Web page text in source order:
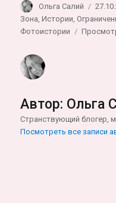
Автор
Ольга Салий
Зона ,Истории ,
Фотоистории
Автор: Ольга
Странствующий блогер,
Посмотреть все записи